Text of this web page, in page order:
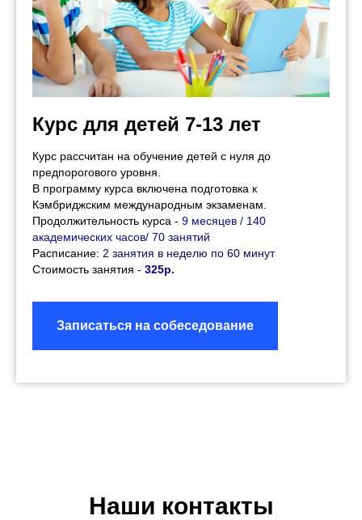
Курс для детей 7-13 лет
Курс рассчитан на обучение детей с нуля до
предпорогового уровня.
В программу курса включена подготовка к
Кэмбриджским международным экзаменам.
Продолжительность курса - 9 месяцев / 140
академических часов/ 70 занятий
Расписание: 2 занятия в неделю по 60 минут
Стоимость занятия - 325р.
Записаться на собеседование
Наши контакты